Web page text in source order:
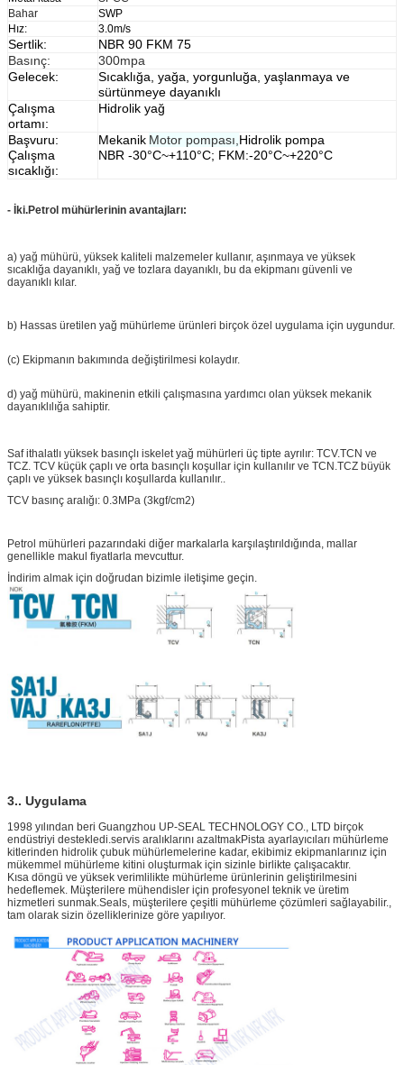
Bahar
SWP
Hız:
3.0m/s
Sertlik:
NBR 90 FKM 75
Basınç:
300mpa
Gelecek:
Sıcaklığa, yağa, yorgunluğa, yaşlanmaya ve
sürtünmeye dayanıklı
Çalışma
ortamı:
Hidrolik yağ
Başvuru:
Çalışma
sıcaklığı:
Mekanik Motor pompası, Hidrolik pompa
NBR -30°C~+110°C; FKM:-20°C~+220°C
- İki.Petrol mühürlerinin avantajları:
a) yağ mühürü, yüksek kaliteli malzemeler kullanır, aşınmaya ve yüksek
sıcaklığa dayanıklı, yağ ve tozlara dayanıklı, bu da ekipmanı güvenli ve
dayanıklı kılar.
b) Hassas üretilen yağ mühürleme ürünleri birçok özel uygulama için uygundur.
(c) Ekipmanın bakımında değiştirilmesi kolaydır.
d) yağ mühürü, makinenin etkili çalışmasına yardımcı olan yüksek mekanik
dayanıklılığa sahiptir.
Saf ithalatlı yüksek basınçlı iskelet yağ mühürleri üç tipte ayrılır: TCV.TCN ve
TCZ. TCV küçük çaplı ve orta basınçlı koşullar için kullanılır ve TCN.TCZ büyük
çaplı ve yüksek basınçlı koşullarda kullanılır..
TCV basınç aralığı: 0.3MPa (3kgf/cm2)
Petrol mühürleri pazarındaki diğer markalarla karşılaştırıldığında, mallar
genellikle makul fiyatlarla mevcuttur.
İndirim almak için doğrudan bizimle iletişime geçin.
3.. Uygulama
1998 yılından beri Guangzhou UP-SEAL TECHNOLOGY CO., LTD birçok
endüstriyi destekledi.servis aralıklarını azaltmakPista ayarlayıcıları mühürleme
kitlerinden hidrolik çubuk mühürlemelerine kadar, ekibimiz ekipmanlarınız için
mükemmel mühürleme kitini oluşturmak için sizinle birlikte çalışacaktır.
Kısa döngü ve yüksek verimlilikte mühürleme ürünlerinin geliştirilmesini
hedeflemek. Müşterilere mühendisler için profesyonel teknik ve üretim
hizmetleri sunmak.Seals, müşterilere çeşitli mühürleme çözümleri sağlayabilir.,
tam olarak sizin özelliklerinize göre yapılıyor.